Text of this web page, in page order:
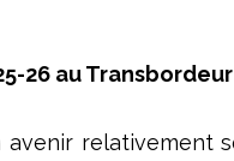
26 au
avenir